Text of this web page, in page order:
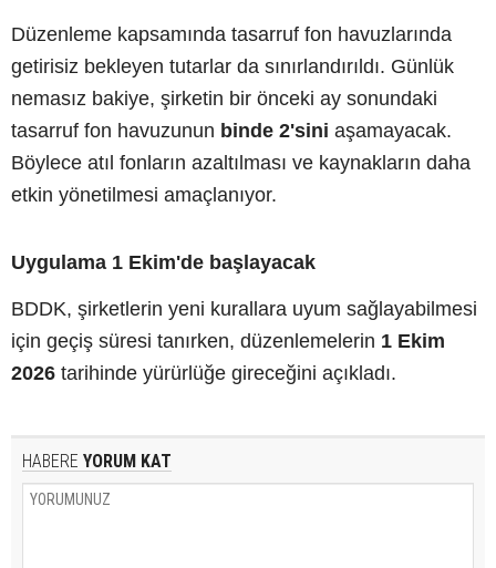
Düzenleme kapsamında tasarruf fon havuzlarında
getirisiz bekleyen tutarlar da sınırlandırıldı. Günlük
nemasız bakiye, şirketin bir önceki ay sonundaki
tasarruf fon havuzunun binde 2'sini aşamayacak.
Böylece atıl fonların azaltılması ve kaynakların daha
etkin yönetilmesi amaçlanıyor.
Uygulama 1 Ekim'de başlayacak
BDDK, şirketlerin yeni kurallara uyum sağlayabilmesi
için geçiş süresi tanırken, düzenlemelerin 1 Ekim
2026 tarihinde yürürlüğe gireceğini açıkladı.
HABERE YORUM KAT